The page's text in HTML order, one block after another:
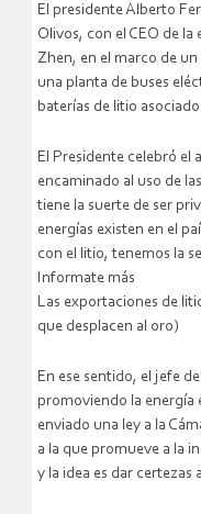
El presidente Alberto
Olivos, con el CEO de
Zhen, en el marco de
una planta de buses
baterías de litio
El Presidente celebró el
encaminado al uso de
tiene la suerte de ser
energías existen en el
con el litio, tenemos la
Informate más
Las exportaciones de
que desplacen al oro)
En ese sentido, el jefe
promoviendo la energía
enviado una ley a la
a la que promueve a la
y la idea es dar certezas